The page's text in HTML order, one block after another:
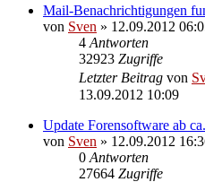
Mail-Benachrichtigungen
von Sven » 12.09.2012
4 Antworten
32923 Zugriffe
Letzter Beitrag von
13.09.2012 10:09
Update Forensoftware ab
von Sven » 12.09.2012
0 Antworten
27664 Zugriffe